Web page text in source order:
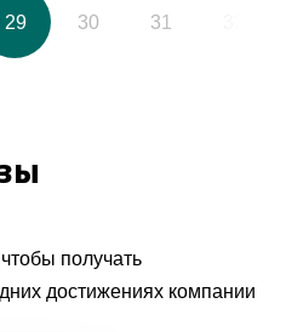
29 30 31
получать
достижениях компании